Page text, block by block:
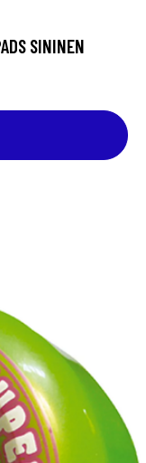
SININEN